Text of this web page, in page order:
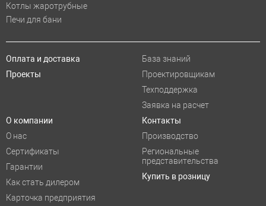
Котлы жаротрубные
Печи для бани
Оплата и доставка
Проекты
База знаний
Проектировщикам
Техподдержка
Заявка на расчет
О компании
О нас
Сертификаты
Гарантии
Как стать дилером
Карточка предприятия
Контакты
Производство
Региональные
представительства
Купить в розницу